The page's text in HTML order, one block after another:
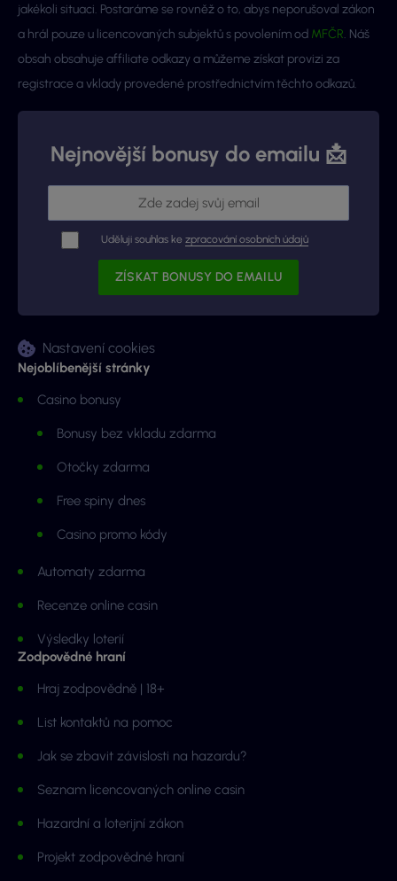
jakékoli situaci. Postaráme se rovněž o to, abys neporušoval zákon
a hrál pouze u licencovaných subjektů s povolením od MFČR. Náš
obsah obsahuje affiliate odkazy a můžeme získat provizi za
registrace a vklady provedené prostřednictvím těchto odkazů.
Nejnovější bonusy do emailu 📩
Uděluji souhlas ke zpracování osobních údajů
Nastavení cookies
Nejoblíbenější stránky
Casino bonusy
Bonusy bez vkladu zdarma
Otočky zdarma
Free spiny dnes
Casino promo kódy
Automaty zdarma
Recenze online casin
Výsledky loterií
Zodpovědné hraní
Hraj zodpovědně | 18+
List kontaktů na pomoc
Jak se zbavit závislosti na hazardu?
Seznam licencovaných online casin
Hazardní a loterijní zákon
Projekt zodpovědné hraní